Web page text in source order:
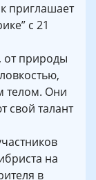
приглашает
с 21
от природы
телом. Они
свой талант
на
в